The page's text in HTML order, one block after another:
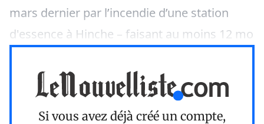
mars dernier par l’incendie d’une station
d'essence à Hinche – faisant au moins 12 mo
Si vous avez déjà créé un compte,